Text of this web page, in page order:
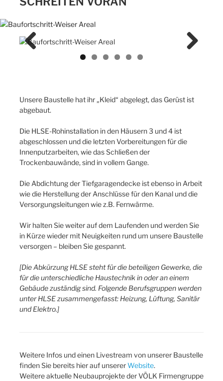
Unsere Baustelle hat ihr „Kleid“ abgelegt, das Gerüst ist
abgebaut.
Die HLSE-Rohinstallation in den Häusern 3 und 4 ist
abgeschlossen und die letzten Vorbereitungen für die
Innenputzarbeiten, wie das Schließen der
Trockenbauwände, sind in vollem Gange.
Die Abdichtung der Tiefgaragendecke ist ebenso in Arbeit
wie die Herstellung der Anschlüsse für den Kanal und die
Versorgungsleitungen wie z.B. Fernwärme.
Wir halten Sie weiter auf dem Laufenden und werden Sie
in Kürze wieder mit Neuigkeiten rund um unsere Baustelle
versorgen – bleiben Sie gespannt.
[Die Abkürzung HLSE steht für die beteiligen Gewerke, die
für die unterschiedliche Haustechnik in oder an einem
Gebäude zuständig sind. Folgende Berufsgruppen werden
unter HLSE zusammengefasst: Heizung, Lüftung, Sanitär
und Elektro.]
Weitere Infos und einen Livestream von unserer Baustelle
finden Sie bereits hier auf unsererWebsite.
Weitere aktuelle Neubauprojekte der VÖLK Firmengruppe